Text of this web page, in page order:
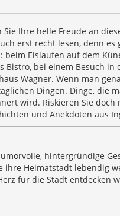
Sie Ihre helle Freude an
erst recht lesen, denn es
Eislaufen auf dem
Bistro, bei einem Besuch in
Wagner. Wenn man
Dingen. Dinge, die
wird. Riskieren Sie doch
und Anekdoten aus
hintergründige
ihre Heimatstadt lebendig
für die Stadt entdecken